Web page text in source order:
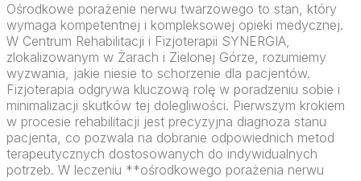
Ośrodkowe porażenie nerwu twarzowego to stan, który
wymaga kompetentnej i kompleksowej opieki medycznej.
W Centrum Rehabilitacji i Fizjoterapii SYNERGIA,
zlokalizowanym w Żarach i Zielonej Górze, rozumiemy
wyzwania, jakie niesie to schorzenie dla pacjentów.
Fizjoterapia odgrywa kluczową rolę w poradzeniu sobie i
minimalizacji skutków tej dolegliwości. Pierwszym krokiem
w procesie rehabilitacji jest precyzyjna diagnoza stanu
pacjenta, co pozwala na dobranie odpowiednich metod
terapeutycznych dostosowanych do indywidualnych
potrzeb. W leczeniu **ośrodkowego porażenia nerwu